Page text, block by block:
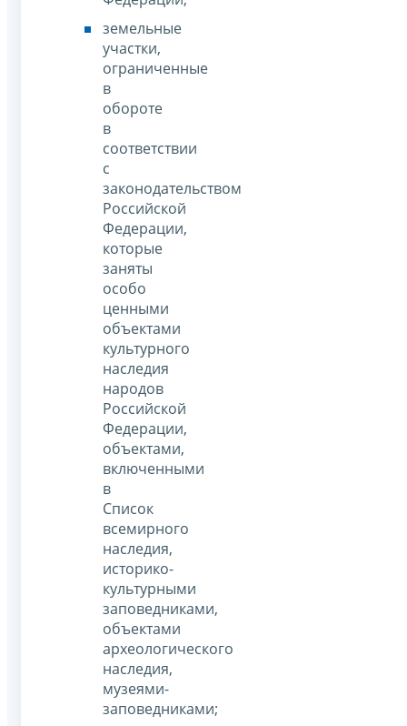
земельные
участки,
ограниченные
в
обороте
в
соответствии
с
законодательством
Российской
Федерации,
которые
заняты
особо
ценными
объектами
культурного
наследия
народов
Российской
Федерации,
объектами,
включенными
в
Список
всемирного
наследия,
историко-
культурными
заповедниками,
объектами
археологического
наследия,
музеями-
заповедниками;